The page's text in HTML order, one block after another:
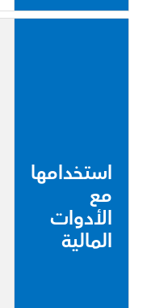
استخدامها
مع
الأدوات
المالية